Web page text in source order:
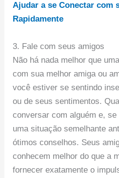
Ajudar a se Conectar com
Rapidamente
3. Fale com seus amigos
Não há nada melhor que
com sua melhor amiga ou
você estiver se sentindo
ou de seus sentimentos.
conversar com alguém e,
uma situação semelhante
ótimos conselhos. Seus
conhecem melhor do que a
fornecer exatamente o